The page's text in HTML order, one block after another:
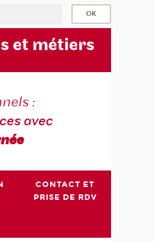
et métiers
:
avec
CONTACT ET
PRISE DE RDV